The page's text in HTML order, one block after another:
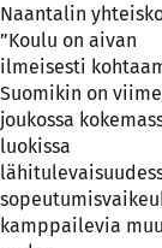
Naantalin
”Koulu on aivan
ilmeisesti
Suomikin on
joukossa
luokissa
kamppailevia